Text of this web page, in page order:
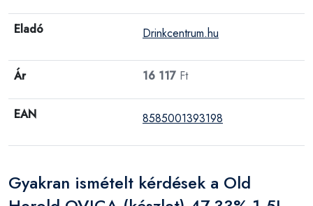
Eladó Drinkcentrum.hu
Ár 16 117 Ft
EAN 8585001393198
Gyakran ismételt kérdések a Old